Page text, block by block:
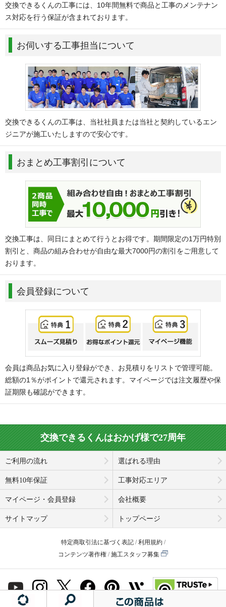
交換できるくんの工事には、10年間無料で商品と工事のメンテナン
ス対応を行う保証が含まれております。
お伺いする工事担当について
交換できるくんの工事は、当社社員または当社と契約しているエン
ジニアが施工いたしますので安心です。
おまとめ工事割引について
交換工事は、同日にまとめて行うとお得です。期間限定の1万円特別
割引と、商品の組み合わせが自由な最大7000円の割引をご用意して
おります。
会員登録について
会員は商品お気に入り登録ができ、お見積りをリストで管理可能。
総額の1％がポイントで還元されます。マイページでは注文履歴や保
証期限も確認ができます。
交換できるくんはおかげ様で27周年
ご利用の流れ 選ばれる理由
無料10年保証 工事対応エリア
マイページ・会員登録 会社概要
サイトマップ トップページ
特定商取引法に基づく表記
利用規約
コンテンツ著作権
施工スタッフ募集